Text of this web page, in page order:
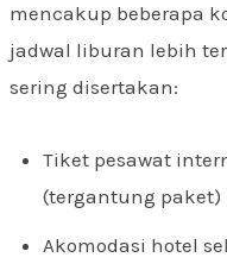
mencakup beberapa
jadwal liburan lebih
sering disertakan:
Tiket pesawat
(tergantung paket)
Akomodasi hotel